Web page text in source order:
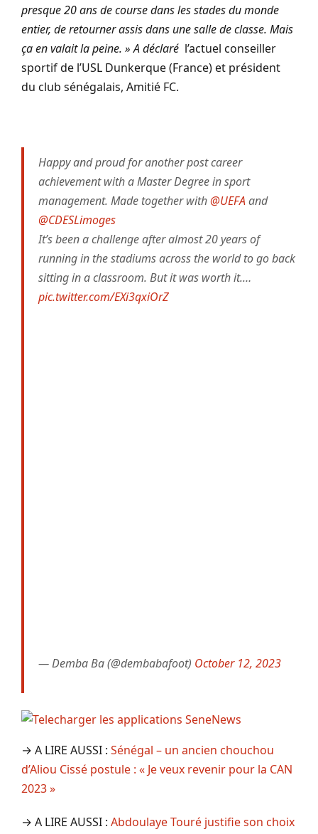
presque 20 ans de course dans les stades du monde
entier, de retourner assis dans une salle de classe. Mais
ça en valait la peine. » A déclaré l’actuel conseiller
sportif de l’USL Dunkerque (France) et président
du club sénégalais, Amitié FC.
Happy and proud for another post career
achievement with a Master Degree in sport
management. Made together with@UEFAand
@CDESLimoges
It’s been a challenge after almost 20 years of
running in the stadiums across the world to go back
sitting in a classroom. But it was worth it.…
pic.twitter.com/EXi3qxiOrZ
— Demba Ba (@dembabafoot) October 12, 2023
→ A LIRE AUSSI : Sénégal – un ancien chouchou
d’Aliou Cissé postule : « Je veux revenir pour la CAN
2023 »
→ A LIRE AUSSI : Abdoulaye Touré justifie son choix